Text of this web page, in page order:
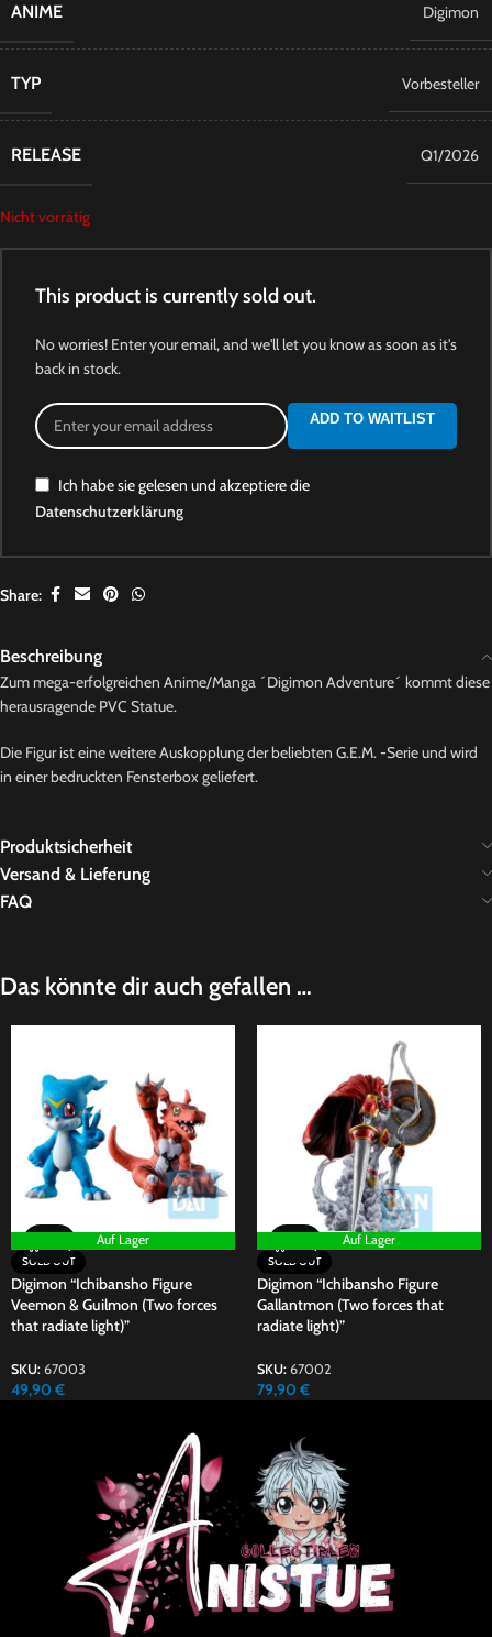
ANIME Digimon
TYP Vorbesteller
RELEASE Q1/2026
Nicht vorrätig
This product is currently sold out.
No worries! Enter your email, and we'll let you know as soon as it's
back in stock.
ADD TO WAITLIST
Ich habe sie gelesen und akzeptiere die
Datenschutzerklärung
Share:
Beschreibung
Zum mega-erfolgreichen Anime/Manga ´Digimon Adventure´ kommt diese
herausragende PVC Statue.
Die Figur ist eine weitere Auskopplung der beliebten G.E.M. -Serie und wird
in einer bedruckten Fensterbox geliefert.
Produktsicherheit
Versand & Lieferung
FAQ
Das könnte dir auch gefallen …
Auf Lager
SOLD OUT
Digimon “Ichibansho Figure
Veemon & Guilmon (Two forces
that radiate light)”
SKU: 67003
49,90 €
Auf Lager
SOLD OUT
Digimon “Ichibansho Figure
Gallantmon (Two forces that
radiate light)”
SKU: 67002
79,90 €